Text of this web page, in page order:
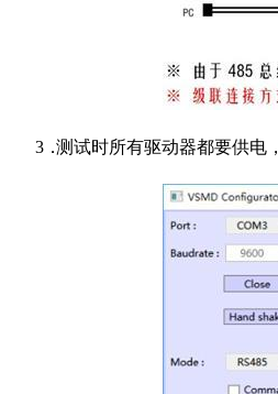
3 ．测试时所有驱动器都要供电 ，